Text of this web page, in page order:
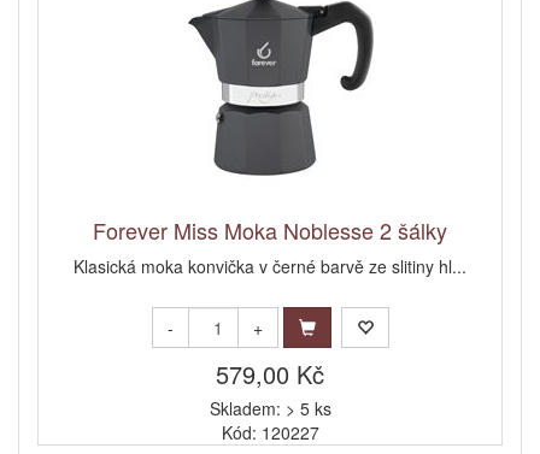
Forever Miss Moka Noblesse 2 šálky
Klasická moka konvička v černé barvě ze slitiny hl...
- +
579,00 Kč
Skladem: > 5 ks
Kód: 120227